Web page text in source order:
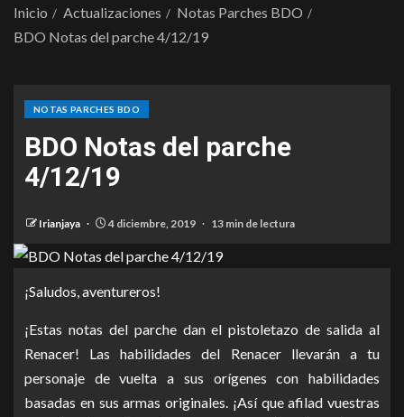
Inicio Actualizaciones
Notas Parches BDO
BDO Notas del parche 4/12/19
NOTAS PARCHES BDO
BDO Notas del parche
4/12/19
Irianjaya 4 diciembre, 2019 13 min de lectura
¡Saludos, aventureros!
¡Estas notas del parche dan el pistoletazo de salida al
Renacer! Las habilidades del Renacer llevarán a tu
personaje de vuelta a sus orígenes con habilidades
basadas en sus armas originales. ¡Así que afilad vuestras